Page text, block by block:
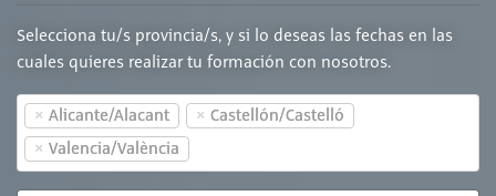
Selecciona tu/s provincia/s, y si lo deseas las fechas en las
cuales quieres realizar tu formación con nosotros.
× Alicante/Alacant × Castellón/Castelló
× Valencia/València